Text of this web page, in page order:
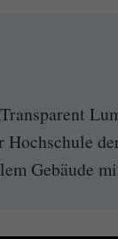
Hochschule
Gebäude